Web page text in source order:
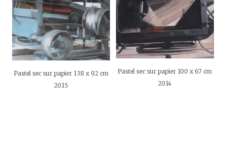
Pastel sec sur papier 138 x 92 cm
2015
Pastel sec sur papier 100 x 67 cm
2014